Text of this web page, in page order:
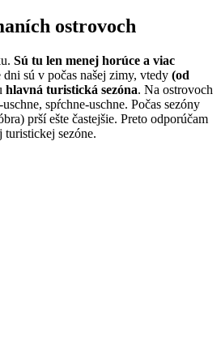
ostrovoch
Sú tu len menej horúce a viac
sú v počas našej zimy, vtedy (od
hlavná turistická sezóna. Na ostrovoch
spŕchne-uschne. Počas sezóny
prší ešte častejšie. Preto odporúčam
sezóne.